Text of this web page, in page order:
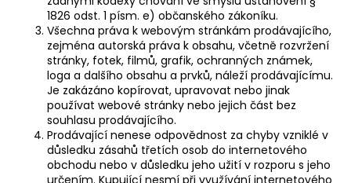
1826 odst. 1 písm. e) občanského zákoníku.
Všechna práva k webovým stránkám prodávajícího,
zejména autorská práva k obsahu, včetně rozvržení
stránky, fotek, filmů, grafik, ochranných známek,
loga a dalšího obsahu a prvků, náleží prodávajícímu.
Je zakázáno kopírovat, upravovat nebo jinak
používat webové stránky nebo jejich část bez
souhlasu prodávajícího.
Prodávající nenese odpovědnost za chyby vzniklé v
důsledku zásahů třetích osob do internetového
obchodu nebo v důsledku jeho užití v rozporu s jeho
určením. Kupující nesmí při využívání internetového